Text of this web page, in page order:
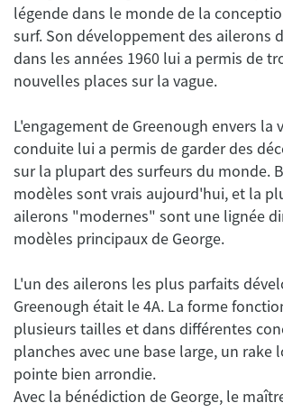
légende dans le monde de la
surf. Son développement des ailerons
dans les années 1960 lui a permis de
L'engagement de Greenough envers la
conduite lui a permis de garder des
sur la plupart des surfeurs du monde.
modèles sont vrais aujourd'hui, et la
ailerons "modernes" sont une lignée
L'un des ailerons les plus parfaits
Greenough était le 4A. La forme
plusieurs tailles et dans différentes
planches avec une base large, un rake
pointe bien arrondie.
Avec la bénédiction de George, le